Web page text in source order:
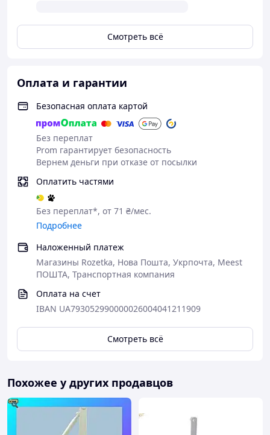
Смотреть всё
Оплата и гарантии
Безопасная оплата картой
Без переплат
Prom гарантирует безопасность
Вернем деньги при отказе от посылки
Оплатить частями
Без переплат*, от 71 ₴/мес.
Подробнее
Наложенный платеж
Магазины Rozetka, Нова Пошта, Укрпочта, Meest
ПОШТА, Транспортная компания
Оплата на счет
IBAN UA793052990000026004041211909
Смотреть всё
Похожее у других продавцов